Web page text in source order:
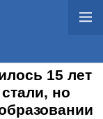
15 лет
но